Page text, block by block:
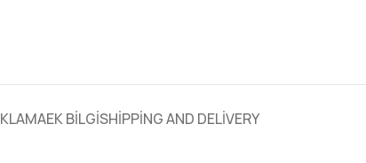
EK BILGISHIPPING AND DELIVERY